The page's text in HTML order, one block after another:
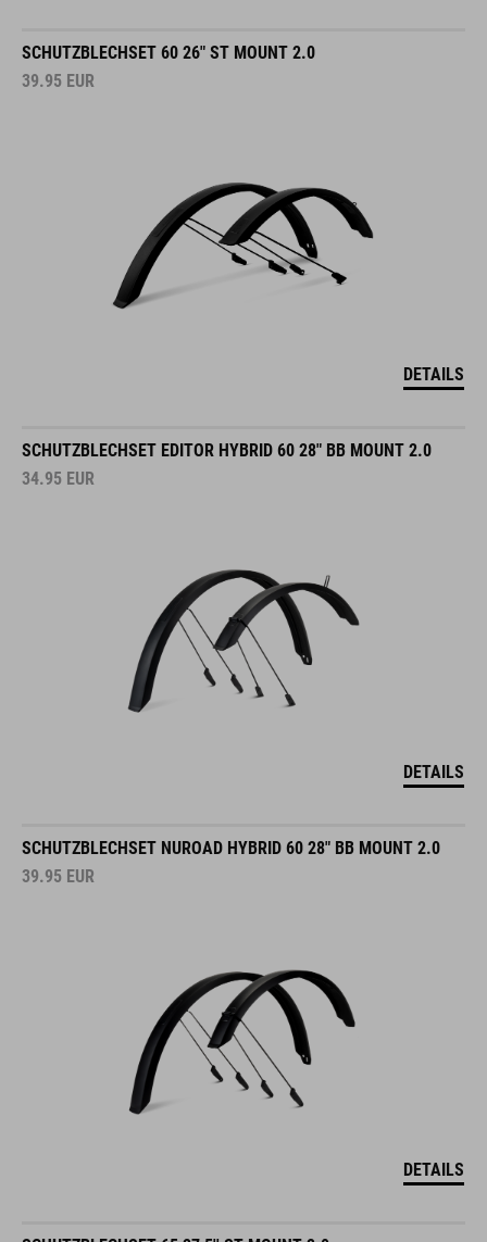
SCHUTZBLECHSET 60 26" ST MOUNT 2.0
39.95 EUR
DETAILS
SCHUTZBLECHSET EDITOR HYBRID 60 28" BB MOUNT 2.0
34.95 EUR
DETAILS
SCHUTZBLECHSET NUROAD HYBRID 60 28" BB MOUNT 2.0
39.95 EUR
DETAILS